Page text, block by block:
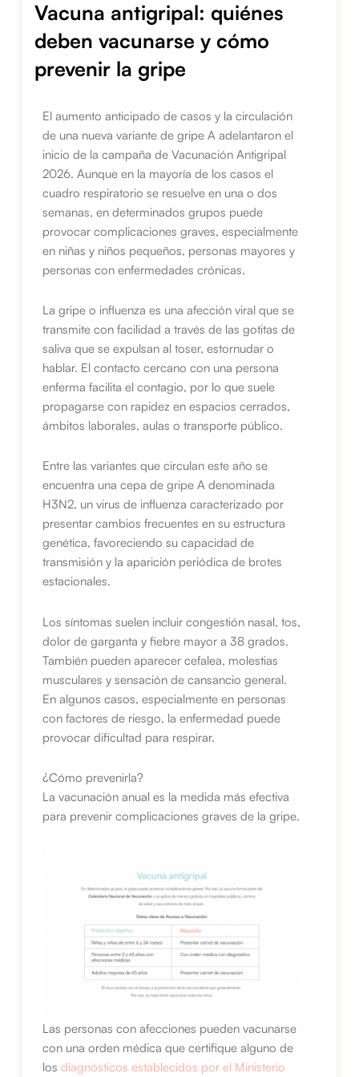
Vacuna antigripal: quiénes
deben vacunarse y cómo
prevenir la gripe
El aumento anticipado de casos y la circulación
de una nueva variante de gripe A adelantaron el
inicio de la campaña de Vacunación Antigripal
2026. Aunque en la mayoría de los casos el
cuadro respiratorio se resuelve en una o dos
semanas, en determinados grupos puede
provocar complicaciones graves, especialmente
en niñas y niños pequeños, personas mayores y
personas con enfermedades crónicas.
La gripe o influenza es una afección viral que se
transmite con facilidad a través de las gotitas de
saliva que se expulsan al toser, estornudar o
hablar. El contacto cercano con una persona
enferma facilita el contagio, por lo que suele
propagarse con rapidez en espacios cerrados,
ámbitos laborales, aulas o transporte público.
Entre las variantes que circulan este año se
encuentra una cepa de gripe A denominada
H3N2, un virus de influenza caracterizado por
presentar cambios frecuentes en su estructura
genética, favoreciendo su capacidad de
transmisión y la aparición periódica de brotes
estacionales.
Los síntomas suelen incluir congestión nasal, tos,
dolor de garganta y fiebre mayor a 38 grados.
También pueden aparecer cefalea, molestias
musculares y sensación de cansancio general.
En algunos casos, especialmente en personas
con factores de riesgo, la enfermedad puede
provocar dificultad para respirar.
¿Cómo prevenirla?
La vacunación anual es la medida más efectiva
para prevenir complicaciones graves de la gripe.
Las personas con afecciones pueden vacunarse
con una orden médica que certifique alguno de
losdiagnósticos establecidos por el Ministerio